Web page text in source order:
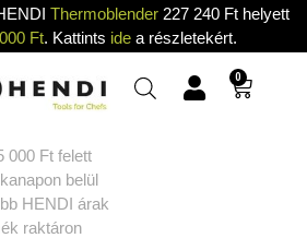
Thermoblender 227 240 Ft helyett
Ft. Kattints idea részletekért.
0
000 Ft felett
belül
HENDI árak
raktáron